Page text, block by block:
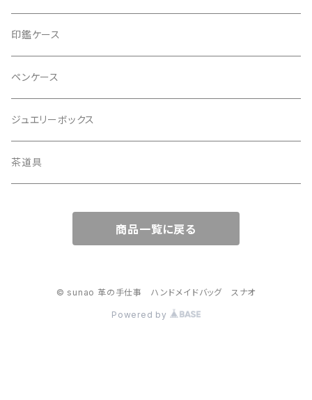
印鑑ケース
ペンケース
ジュエリーボックス
茶道具
商品一覧に戻る
© sunao 革の手仕事 ハンドメイドバッグ スナオ
Powered by